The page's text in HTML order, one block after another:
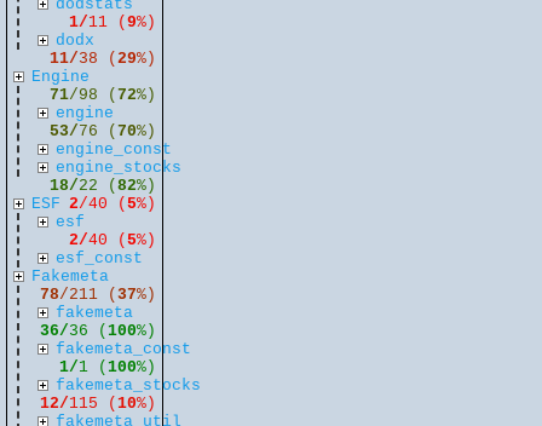
dodstats
1/11 (9%)
dodx
11/38 (29%)
Engine
71/98 (72%)
engine
53/76 (70%)
engine_const
engine_stocks
18/22 (82%)
ESF 2/40 (5%)
esf
2/40 (5%)
esf_const
Fakemeta
78/211 (37%)
fakemeta
36/36 (100%)
fakemeta_const
1/1 (100%)
fakemeta_stocks
12/115 (10%)
fakemeta_util